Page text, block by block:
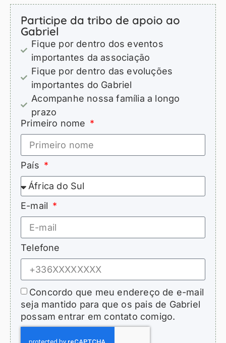
Participe da tribo de apoio ao
Gabriel
Fique por dentro dos eventos
importantes da associação
Fique por dentro das evoluções
importantes do Gabriel
Acompanhe nossa família a longo
prazo
Primeiro nome
País
E-mail
Telefone
Concordo que meu endereço de e-mail
seja mantido para que os pais de Gabriel
possam entrar em contato comigo.